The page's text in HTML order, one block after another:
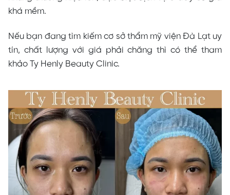
khá mềm.
Nếu bạn đang tìm kiếm cơ sở thẩm mỹ viện Đà Lạt uy
tín, chất lượng với giá phải chăng thì có thể tham
khảo Ty Henly Beauty Clinic.